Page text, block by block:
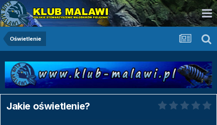
Oświetlenie
Jakie oświetlenie?